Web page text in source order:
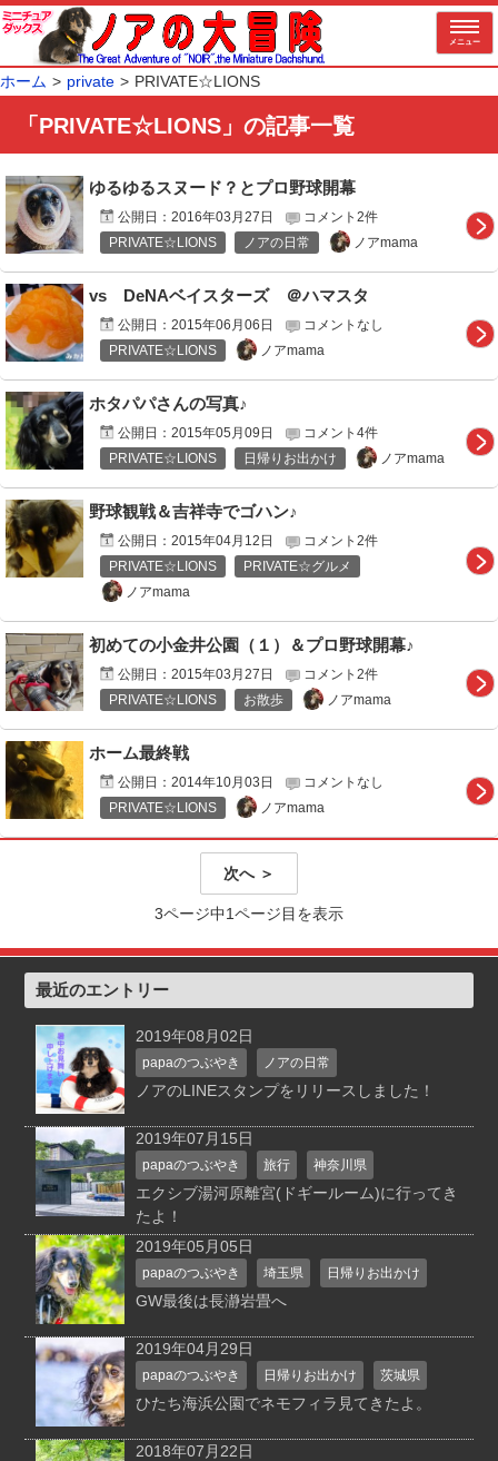
メニュー
ホーム private PRIVATE☆LIONS
「PRIVATE☆LIONS」の記事一覧
ゆるゆるスヌード？とプロ野球開幕
公開日： 2016年03月27日
コメント2件
PRIVATE☆LIONS
ノアの日常 ノアmama
vs DeNAベイスターズ ＠ハマスタ
公開日： 2015年06月06日
コメントなし
PRIVATE☆LIONS
ノアmama
ホタパパさんの写真♪
公開日： 2015年05月09日
コメント4件
PRIVATE☆LIONS
日帰りお出かけ ノアmama
野球観戦＆吉祥寺でゴハン♪
公開日： 2015年04月12日
コメント2件
PRIVATE☆LIONS
PRIVATE☆グルメ
ノアmama
初めての小金井公園（１）＆プロ野球開幕♪
公開日： 2015年03月27日
コメント2件
PRIVATE☆LIONS
お散歩 ノアmama
ホーム最終戦
公開日： 2014年10月03日
コメントなし
PRIVATE☆LIONS
ノアmama
次へ ＞
3ページ中1ページ目を表示
最近のエントリー
2019年08月02日
papaのつぶやき ノアの日常
ノアのLINEスタンプをリリースしました！
2019年07月15日
papaのつぶやき 旅行 神奈川県
エクシブ湯河原離宮(ドギールーム)に行ってき
たよ！
2019年05月05日
papaのつぶやき 埼玉県 日帰りお出かけ
GW最後は長瀞岩畳へ
2019年04月29日
papaのつぶやき 日帰りお出かけ 茨城県
ひたち海浜公園でネモフィラ見てきたよ。
2018年07月22日